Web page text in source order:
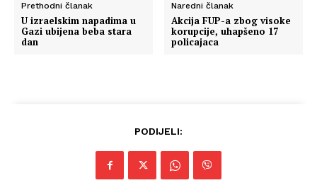
Prethodni članak
U izraelskim napadima u
Gazi ubijena beba stara
dan
Naredni članak
Akcija FUP-a zbog visoke
korupcije, uhapšeno 17
policajaca
PODIJELI: